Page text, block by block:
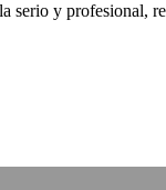
serio y profesional,